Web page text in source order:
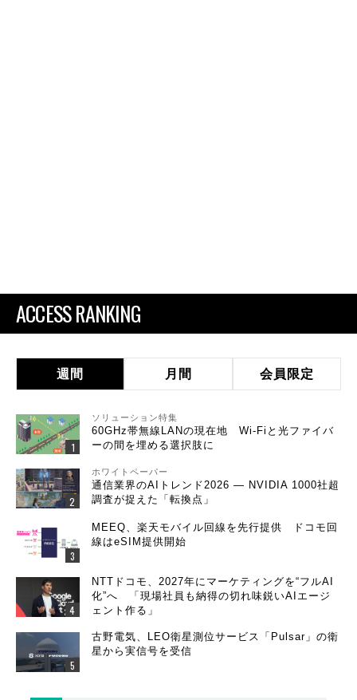
ACCESS RANKING
週間 月間 会員限定
ソリューション特集
60GHz帯無線LANの現在地 Wi-Fiと光ファイバ
ーの間を埋める選択肢に
ホワイトペーパー
通信業界のAIトレンド2026 ― NVIDIA 1000社超
調査が捉えた「転換点」
MEEQ、楽天モバイル回線を先行提供 ドコモ回
線はeSIM提供開始
NTTドコモ、2027年にマーケティングを“フルAI
化”へ 「現場社員も納得の切れ味鋭いAIエージ
ェント作る」
古野電気、LEO衛星測位サービス「Pulsar」の衛
星から実信号を受信